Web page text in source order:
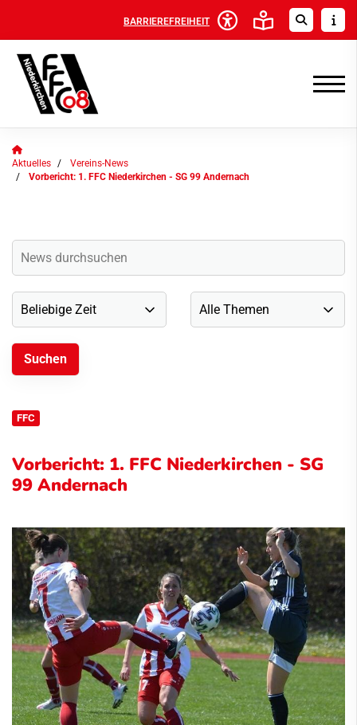
BARRIEREFREIHEIT
Aktuelles
Vereins-News
Vorbericht: 1. FFC Niederkirchen - SG 99 Andernach
FFC
Vorbericht: 1. FFC Niederkirchen - SG
99 Andernach